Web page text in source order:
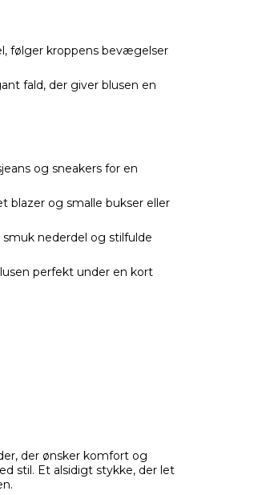
følger kroppens bevægelser
fald, der giver blusen en
og sneakers for en
blazer og smalle bukser eller
nederdel og stilfulde
perfekt under en kort
der ønsker komfort og
stil. Et alsidigt stykke, der let